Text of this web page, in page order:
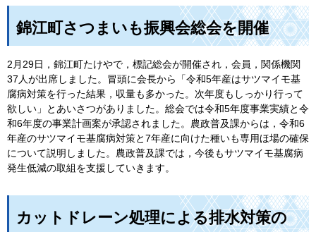
錦江町さつまいも振興会総会を開催
2月29日，錦江町たけやで，標記総会が開催され，会員，関係機関
37人が出席しました。冒頭に会長から「令和5年産はサツマイモ基
腐病対策を行った結果，収量も多かった。次年度もしっかり行って
欲しい」とあいさつがありました。総会では令和5年度事業実績と令
和6年度の事業計画案が承認されました。農政普及課からは，令和6
年産のサツマイモ基腐病対策と7年産に向けた種いも専用ほ場の確保
について説明しました。農政普及課では，今後もサツマイモ基腐病
発生低減の取組を支援していきます。
カットドレーン処理による排水対策の